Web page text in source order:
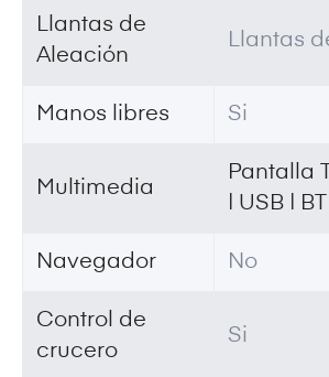
Llantas de
Aleación
Llantas
Manos libres Si
Multimedia
Pantalla
| USB |
Navegador No
Control de
crucero
Si